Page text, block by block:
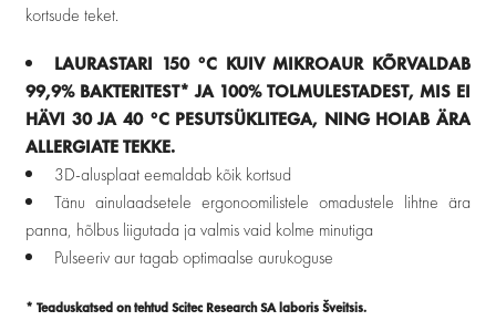
kortsude teket.
LAURASTARI 150 °C KUIV MIKROAUR KÕRVALDAB
99,9%BAKTERITEST* JA 100% TOLMULESTADEST, MIS EI
HÄVI 30 JA 40 °C PESUTSÜKLITEGA, NING HOIAB ÄRA
ALLERGIATE TEKKE.
3D-alusplaat eemaldab kõik kortsud
Tänu ainulaadsetele ergonoomilistele omadustele lihtne ära
panna, hõlbus liigutada ja valmis vaid kolme minutiga
Pulseeriv aur tagab optimaalse aurukoguse
* Teaduskatsed on tehtud Scitec Research SA laboris Šveitsis.